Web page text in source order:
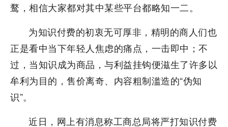
鹜，相信大家都对其中某些平台都略知一二。
为知识付费的初衷无可厚非，精明的商人们也
正是看中当下年轻人焦虑的痛点，一击即中；不
过，当知识成为商品，与利益挂钩便滋生了许多以
牟利为目的，售价离奇、内容粗制滥造的“伪知
识”。
近日，网上有消息称工商总局将严打知识付费